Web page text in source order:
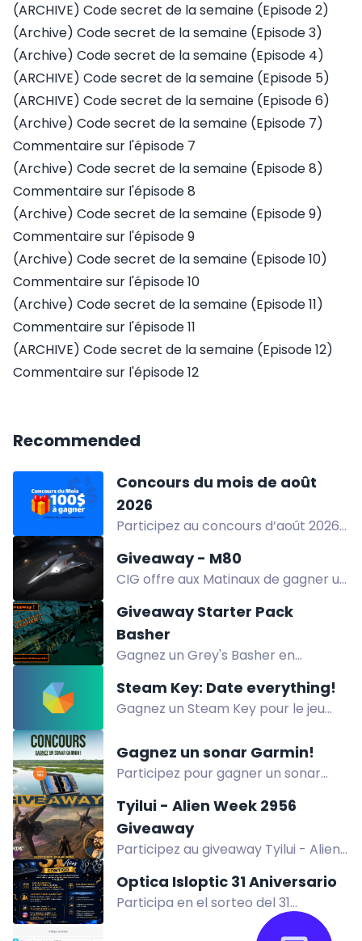
(ARCHIVE) Code secret de la semaine (Episode 2)
(Archive) Code secret de la semaine (Episode 3)
(Archive) Code secret de la semaine (Episode 4)
(ARCHIVE) Code secret de la semaine (Episode 5)
(ARCHIVE) Code secret de la semaine (Episode 6)
(Archive) Code secret de la semaine (Episode 7)
Commentaire sur l'épisode 7
(Archive) Code secret de la semaine (Episode 8)
Commentaire sur l'épisode 8
(Archive) Code secret de la semaine (Episode 9)
Commentaire sur l'épisode 9
(Archive) Code secret de la semaine (Episode 10)
Commentaire sur l'épisode 10
(Archive) Code secret de la semaine (Episode 11)
Commentaire sur l'épisode 11
(ARCHIVE) Code secret de la semaine (Episode 12)
Commentaire sur l'épisode 12
Recommended
Concours du mois de août
2026
Participez au concours d’août 2026
en argent. Inscrivez-vous avant le 31
août. Tirage le 5 septembre.
Giveaway - M80
CIG offre aux Matinaux de gagner un
et Star Citizen Digital Download.
Giveaway Starter Pack
Basher
Gagnez un Grey's Basher en
pour Star Citizen. Participez
gratuitement sur Twitch.
Steam Key: Date everything!
Gagnez un Steam Key pour le jeu
complétant des actions sur les
réseaux sociaux.
Gagnez un sonar Garmin!
Participez pour gagner un sonar
Explore+ de SAIL. Tirage au sort le 31
août 2026.
Tyilui - Alien Week 2956
Giveaway
Participez au giveaway Tyilui - Alien
package GATAC Tyilui LTI avec le
paint Insularis.
Optica Isloptic 31 Aniversario
Participa en el sorteo del 31
aniversario de Óptica Isloptic y gana